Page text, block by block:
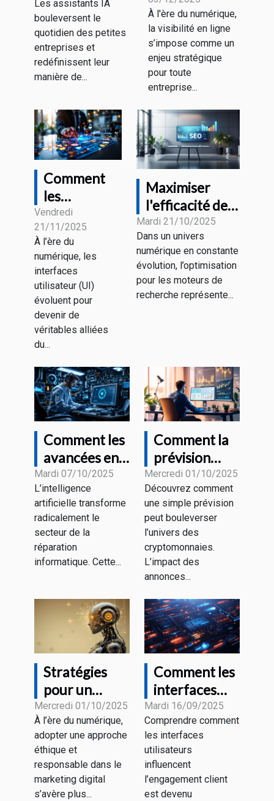
ils les petites
entreprises ?
Les assistants IA
bouleversent le
quotidien des petites
entreprises et
redéfinissent leur
manière de...
le moment
d'investir
dans le SEO ?
À l'ère du numérique,
la visibilité en ligne
s’impose comme un
enjeu stratégique
pour toute
entreprise...
Comment
les
interfaces
utilisateur
anticipent
nos besoins
futurs ?
Vendredi
21/11/2025
À l’ère du
numérique, les
interfaces
utilisateur (UI)
évoluent pour
devenir de
véritables alliées
du...
Maximiser
l'efficacité de
votre stratégie
de
référencement
sans risques
Mardi 21/10/2025
Dans un univers
numérique en constante
évolution, l’optimisation
pour les moteurs de
recherche représente...
Comment les
avancées en
IA
influencent-
elles la
réparation
informatique
?
Mardi 07/10/2025
L’intelligence
artificielle transforme
radicalement le
secteur de la
réparation
informatique. Cette...
Comment la
prévision
d'un expert
sur le bitcoin
influence-t-
elle le
marché?
Mercredi 01/10/2025
Découvrez comment
une simple prévision
peut bouleverser
l’univers des
cryptomonnaies.
L’impact des
annonces...
Stratégies
pour un
marketing
digital
éthique et
responsable
Mercredi 01/10/2025
À l’ère du numérique,
adopter une approche
éthique et
responsable dans le
marketing digital
s’avère plus...
Comment les
interfaces
utilisateurs
influencent-
elles
l’engagement
client ?
Mardi 16/09/2025
Comprendre comment
les interfaces
utilisateurs
influencent
l’engagement client
est devenu